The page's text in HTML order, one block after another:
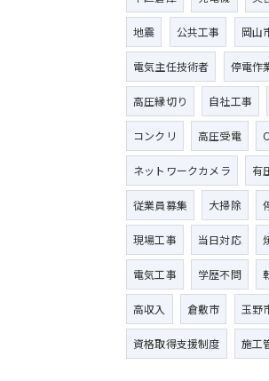
地震 公共工事 岡山
電気主任技術者 停電作
高圧縁切り 自社工事
コンクリ 高圧受電
ネットワークカメラ 有
従業員募集 大掃除
現場工事 当日対応
電気工事 学歴不問
高収入 倉敷市 玉野
資格取得支援制度 施工